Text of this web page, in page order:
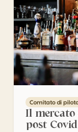
Comitato di
Il
post Covid